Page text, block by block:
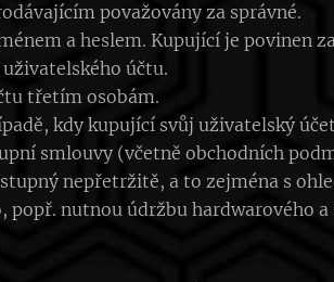
považovány za správné.
a heslem. Kupující je povinen
účtu.
třetím osobám.
kdy kupující svůj uživatelský
smlouvy (včetně obchodních
nepřetržitě, a to zejména s
nutnou údržbu hardwarového